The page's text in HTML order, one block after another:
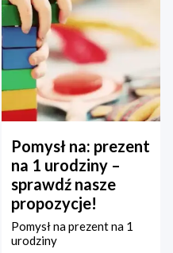
Pomysł na: prezent
na 1 urodziny –
sprawdź nasze
propozycje!
Pomysł na prezent na 1
urodziny